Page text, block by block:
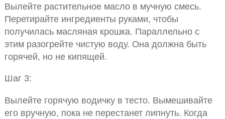
Вылейте растительное масло в мучную смесь.
Перетирайте ингредиенты руками, чтобы
получилась масляная крошка. Параллельно с
этим разогрейте чистую воду. Она должна быть
горячей, но не кипящей.
Шаг 3:
Вылейте горячую водичку в тесто. Вымешивайте
его вручную, пока не перестанет липнуть. Когда